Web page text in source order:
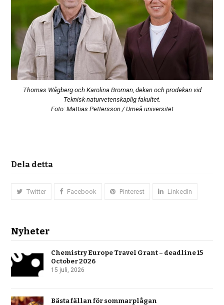
Thomas Wågberg och Karolina Broman, dekan och prodekan vid
Teknisk-naturvetenskaplig fakultet.
Foto: Mattias Pettersson / Umeå universitet
Dela detta
Twitter Facebook Pinterest LinkedIn
Nyheter
Chemistry Europe Travel Grant – deadline 15
October 2026
15 juli, 2026
Bästa fällan för sommarplågan